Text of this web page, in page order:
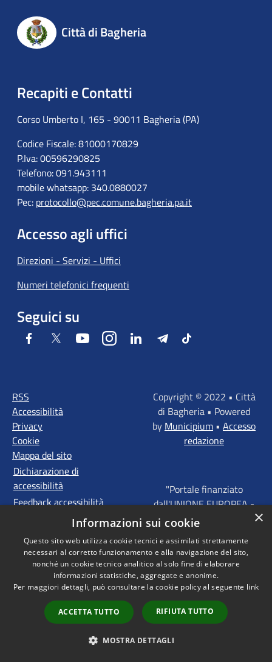
Città di Bagheria
Recapiti e Contatti
Corso Umberto I, 165 - 90011 Bagheria (PA)
Codice Fiscale: 81000170829
P.Iva: 00596290825
Telefono: 091.943111
mobile whatsapp: 340.0880027
Pec: protocollo@pec.comune.bagheria.pa.it
Accesso agli uffici
Direzioni - Servizi - Uffici
Numeri telefonici frequenti
Seguici su
Facebook Twitter YoutubeInstagramLinkedIn TelegramTiktok
RSS
Accessibilità
Privacy
Cookie
Mappa del sito
Dichiarazione di
accessibilità
Feedback accessibilità
Copyright © 2022 • Città
di Bagheria • Powered
by Municipium • Accesso
redazione
"Portale finanziato
dall'UNIONE EUROPEA -
FONDI STRUTTURALI
EUROPEI - Programma
Operativo FESR Sicilia
2014 - 2020 Agenda
Urbana ITI "Palermo -
Bagheria"
×
Informazioni sui cookie
Questo sito web utilizza cookie tecnici e assimilati strettamente
necessari al corretto funzionamento e alla navigazione del sito,
nonché un cookie tecnico analitico al solo fine di elaborare
informazioni statistiche, aggregate e anonime.
Per maggiori dettagli, può consultare la cookie policy al seguente link
ACCETTA TUTTO RIFIUTA TUTTO
MOSTRA DETTAGLI